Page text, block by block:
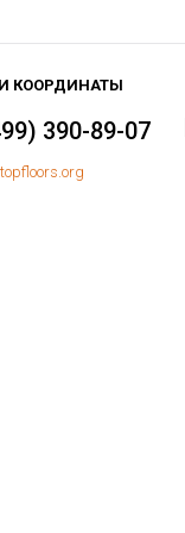
КООРДИНАТЫ
390-89-07